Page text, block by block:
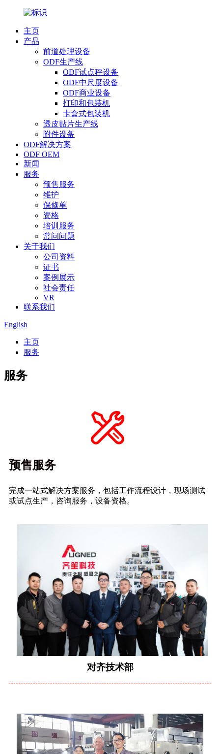
主页
产品
前道处理设备
ODF生产线
ODF试点秤设备
ODF中尺度设备
ODF商业设备
打印和包装机
卡盒式包装机
透皮贴片生产线
附件设备
ODF解决方案
ODF OEM
新闻
服务
预售服务
维护
保修单
资格
培训服务
常问问题
关于我们
公司资料
证书
案例展示
社会责任
VR
联系我们
English
主页
服务
服务
预售服务
完成一站式解决方案服务，包括工作流程设计，现场测试
或试点生产，咨询服务，设备资格。
对齐技术部